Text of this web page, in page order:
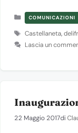
Categorie
COMUNICAZIONI
Tag
Castellaneta,
Lascia un
22 Maggio 2017di